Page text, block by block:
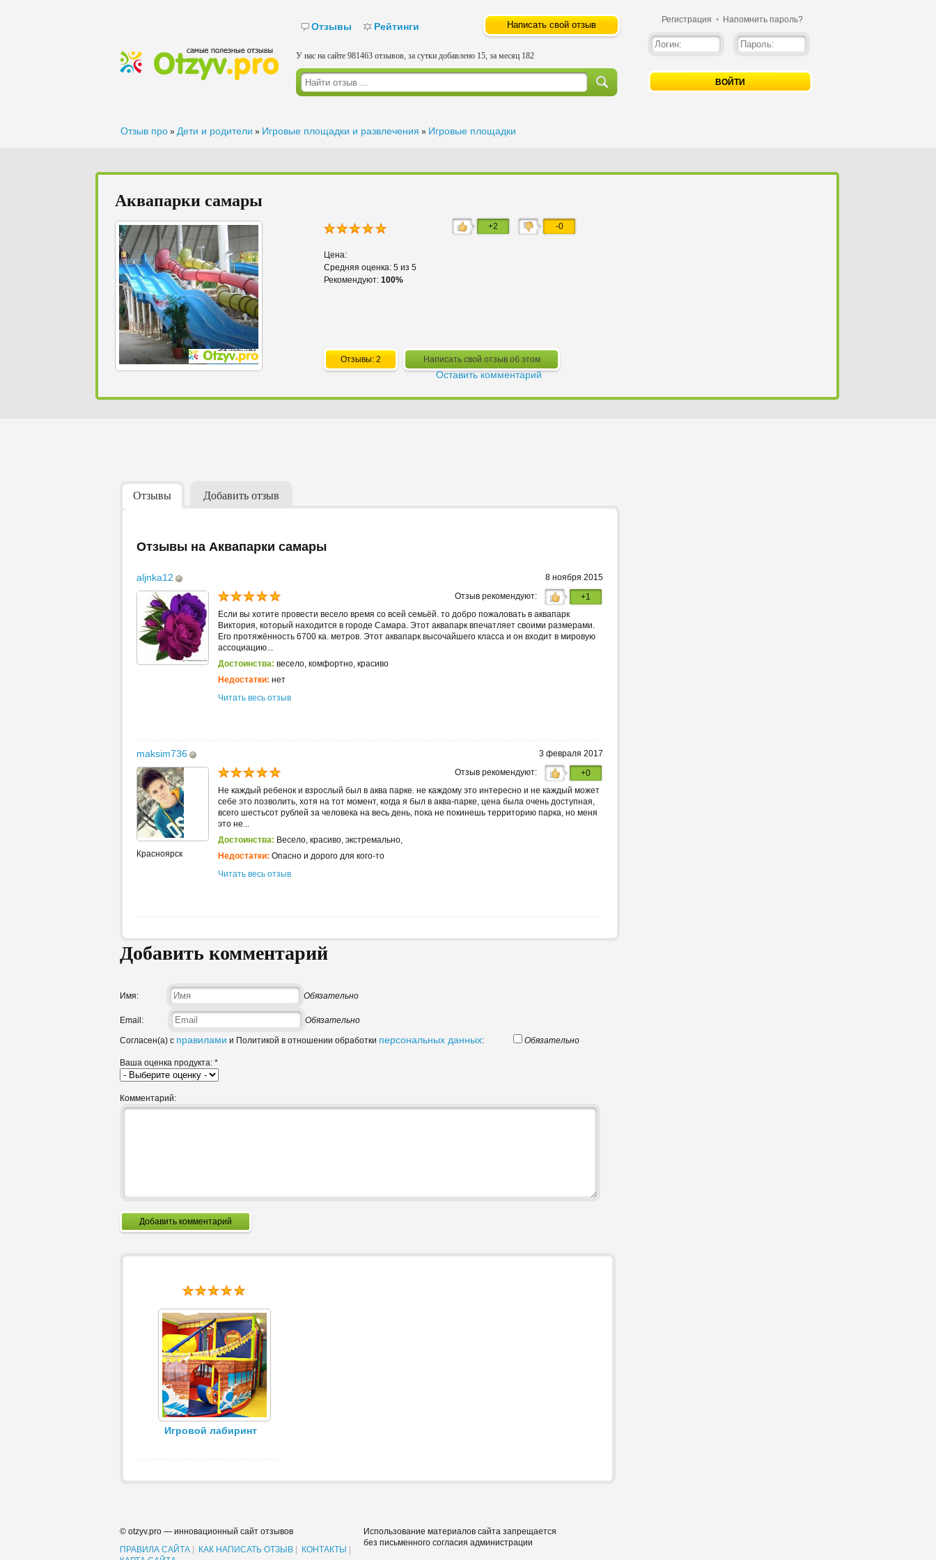
Отзывы Рейтинги Написать свой отзыв
У нас на сайте 981463 отзывов, за сутки добавлено 15, за месяц 182
Регистрация • Напомнить пароль?
ВОЙТИ
Отзыв про » Дети и родители » Игровые площадки и развлечения » Игровые площадки
Аквапарки самары
+2 -0
Цена:
Средняя оценка: 5 из 5
Рекомендуют: 100%
Отзывы: 2 Написать свой отзыв об этом
Оставить комментарий
Отзывы Добавить отзыв
Отзывы на Аквапарки самары
aljnka12
8 ноября 2015
Отзыв рекомендуют:
+1
Если вы хотите провести весело время со всей семьёй. то добро пожаловать в аквапарк
Виктория, который находится в городе Самара. Этот аквапарк впечатляет своими размерами.
Его протяжённость 6700 ка. метров. Этот аквапарк высочайшего класса и он входит в мировую
ассоциацию...
Достоинства: весело, комфортно, красиво
Недостатки: нет
Читать весь отзыв
maksim736 3 февраля 2017
Красноярск
Отзыв рекомендуют:
+0
Не каждый ребенок и взрослый был в аква парке. не каждому это интересно и не каждый может
себе это позволить, хотя на тот момент, когда я был в аква-парке, цена была очень доступная,
всего шестьсот рублей за человека на весь день, пока не покинешь территорию парка, но меня
это не...
Достоинства: Весело, красиво, экстремально,
Недостатки: Опасно и дорого для кого-то
Читать весь отзыв
Добавить комментарий
Имя: Обязательно
Email: Обязательно
Согласен(а) с правилами и Политикой в отношении обработки персональных данных: Обязательно
Ваша оценка продукта: *
Комментарий:
Добавить комментарий
Игровой лабиринт
© otzyv.pro — инновационный сайт отзывов
ПРАВИЛА САЙТА
КАК НАПИСАТЬ ОТЗЫВ КОНТАКТЫ
Использование материалов сайта запрещается
без письменного согласия администрации